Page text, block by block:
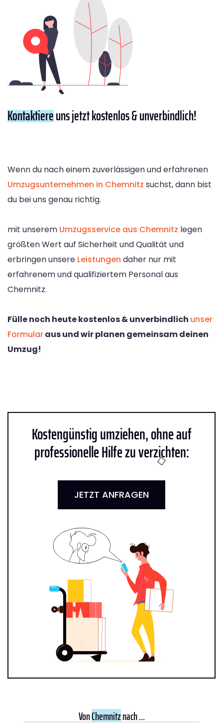
Kontaktiereuns jetzt kostenlos & unverbindlich!
Wenn du nach einem zuverlässigen und erfahrenen
Umzugsunternehmen in Chemnitz suchst, dann bist
du bei uns genau richtig.
mit unserem Umzugsservice aus Chemnitz legen
größten Wert auf Sicherheit und Qualität und
erbringen unsere Leistungen daher nur mit
erfahrenem und qualifiziertem Personal aus
Chemnitz.
Fülle noch heute kostenlos & unverbindlich unser
Formularaus und wir planen gemeinsam deinen
Umzug!
Kostengünstig umziehen, ohne auf
professionelle Hilfe zu verzichten:
JETZT ANFRAGEN
VonChemnitznach ...